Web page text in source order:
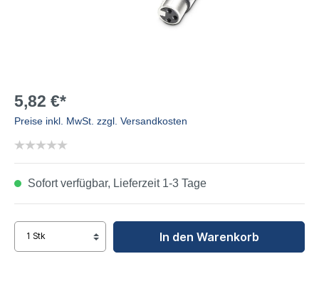
5,82 €*
Preise inkl. MwSt. zzgl. Versandkosten
Sofort verfügbar, Lieferzeit 1-3 Tage
In den Warenkorb